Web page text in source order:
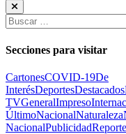
Buscar:
Secciones para visitar
CartonesCOVID-19De
InterésDeportesDestacados
TVGeneralImpreso
ÚltimoNacionalNaturaleza
NacionalPublicidad